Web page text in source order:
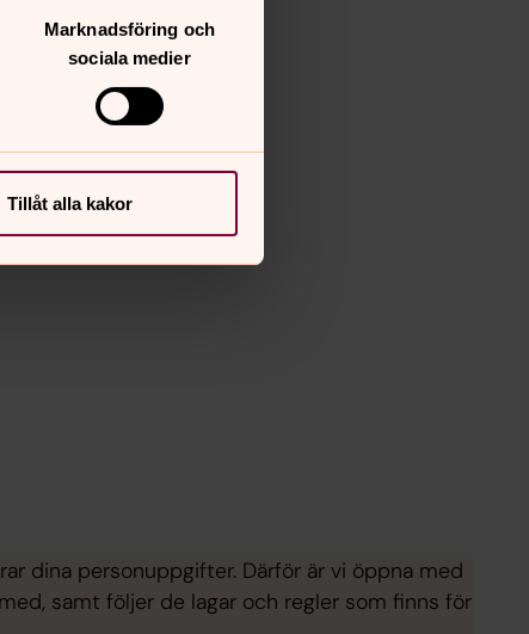
Marknadsföring och
sociala medier
Tillåt alla kakor
dina personuppgifter. Därför är vi öppna med
samt följer de lagar och regler som finns för